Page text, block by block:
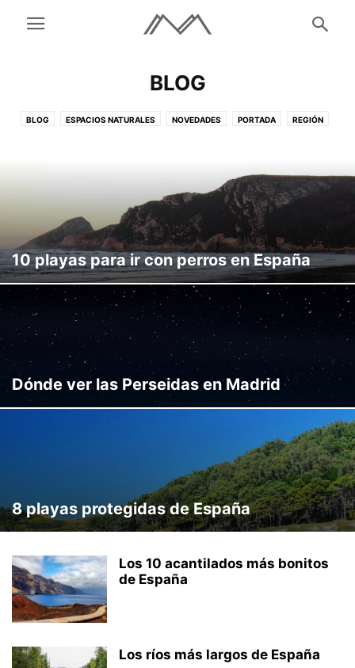
BLOG
BLOG ESPACIOS NATURALES NOVEDADES PORTADA REGIÓN
10 playas para ir con perros en España
Dónde ver las Perseidas en Madrid
8 playas protegidas de España
Los 10 acantilados más bonitos
de España
Los ríos más largos de España